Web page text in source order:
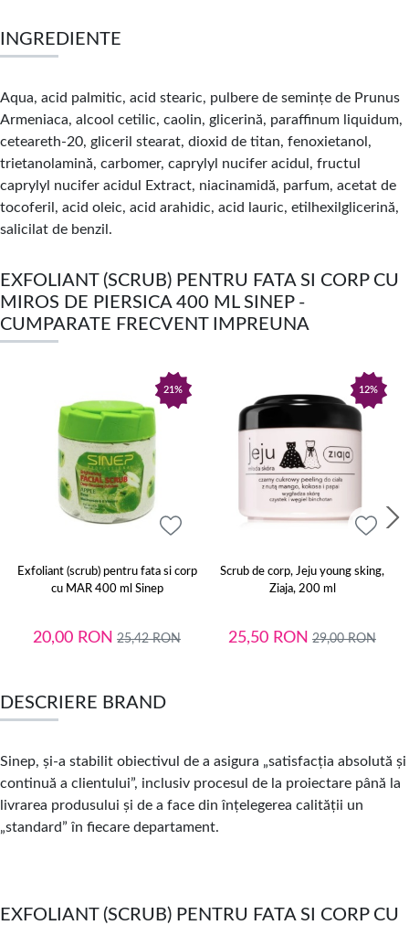
INGREDIENTE
Aqua, acid palmitic, acid stearic, pulbere de semințe de Prunus
Armeniaca, alcool cetilic, caolin, glicerină, paraffinum liquidum,
ceteareth-20, gliceril stearat, dioxid de titan, fenoxietanol,
trietanolamină, carbomer, caprylyl nucifer acidul, fructul
caprylyl nucifer acidul Extract, niacinamidă, parfum, acetat de
tocoferil, acid oleic, acid arahidic, acid lauric, etilhexilglicerină,
salicilat de benzil.
EXFOLIANT (SCRUB) PENTRU FATA SI CORP CU
MIROS DE PIERSICA 400 ML SINEP -
CUMPARATE FRECVENT IMPREUNA
21%
Exfoliant (scrub) pentru fata si corp
cu MAR 400 ml Sinep
20,00 RON 25,42RON
12%
Scrub de corp, Jeju young sking,
Ziaja, 200 ml
25,50 RON 29,00RON
DESCRIERE BRAND
Sinep, și-a stabilit obiectivul de a asigura „satisfacția absolută și
continuă a clientului”, inclusiv procesul de la proiectare până la
livrarea produsului și de a face din înțelegerea calității un
„standard” în fiecare departament.
EXFOLIANT (SCRUB) PENTRU FATA SI CORP CU